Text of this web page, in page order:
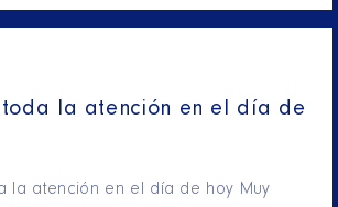
la atención en el día de
la atención en el día de hoy Muy